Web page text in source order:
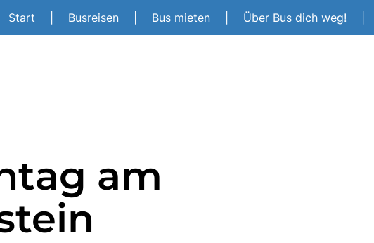
Start Busreisen Bus mieten Über Bus dich weg!
am